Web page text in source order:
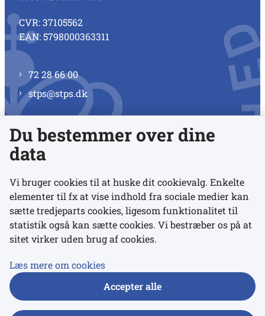
CVR: 37105562
EAN: 5798000363311
72 28 66 00
stps@stps.dk
Se alle kontaktnumre
Links
Udgivelser
Du bestemmer over dine
data
Vi bruger cookies til at huske dit cookievalg. Enkelte
elementer til fx at vise indhold fra sociale medier kan
sætte tredjeparts cookies, ligesom funktionalitet til
statistik også kan sætte cookies. Vi bestræber os på at
sitet virker uden brug af cookies.
Læs mere om cookies
Accepter alle